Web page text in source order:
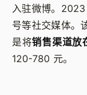
入驻微博。
号等社交媒体。
是将销售渠道放
120-780 元。